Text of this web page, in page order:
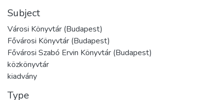
Subject
Városi Könyvtár (Budapest)
Fővárosi Könyvtár (Budapest)
Fővárosi Szabó Ervin Könyvtár (Budapest)
közkönyvtár
kiadvány
Type